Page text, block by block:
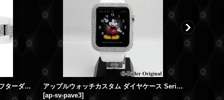
時計アフターダイヤ シャネル J12アフターダイヤ クロノ ベゼルダイヤ/ブレスダイヤ
アップルウォッチカスタム ダイヤケース Series1~3対応
[ap-sv-pave3]
j12ch-